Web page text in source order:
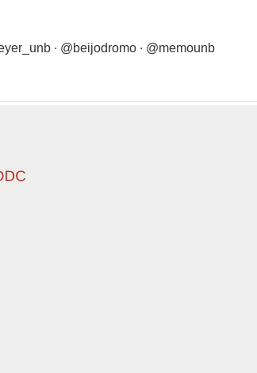
· @beijodromo · @memounb